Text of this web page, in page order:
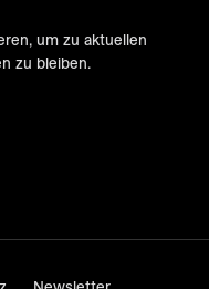
um zu aktuellen
zu bleiben.